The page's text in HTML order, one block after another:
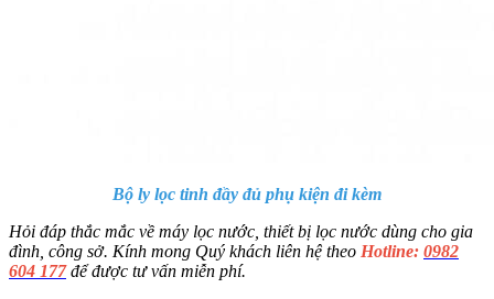
Bộ ly lọc tinh đầy đủ phụ kiện đi kèm
Hỏi đáp thắc mắc về máy lọc nước, thiết bị lọc nước dùng cho gia
đình, công sở. Kính mong Quý khách liên hệ theo Hotline: 0982
604 177để được tư vấn miễn phí.